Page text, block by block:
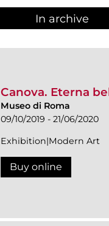
In archive
Canova. Eterna
Museo di Roma
09/10/2019 - 21/06/2020
Exhibition|Modern Art
Buy online